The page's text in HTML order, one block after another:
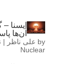
ایسنا
آن‌ها
by علی ناظر |
Nuclear